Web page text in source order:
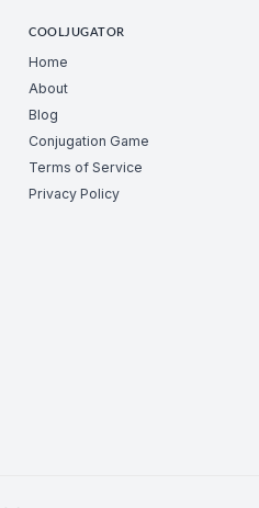
COOLJUGATOR
Home
About
Blog
Conjugation Game
Terms of Service
Privacy Policy